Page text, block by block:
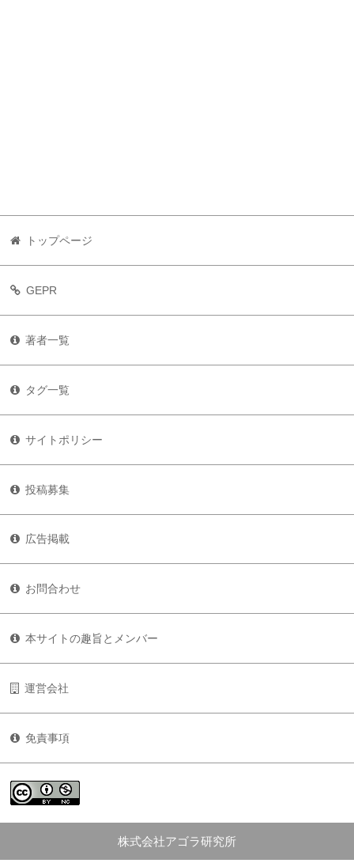
トップページ
GEPR
著者一覧
タグ一覧
サイトポリシー
投稿募集
広告掲載
お問合わせ
本サイトの趣旨とメンバー
運営会社
免責事項
株式会社アゴラ研究所